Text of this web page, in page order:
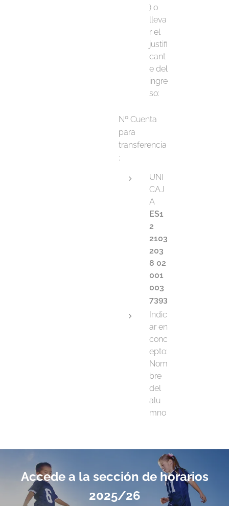
) o
lleva
r el
justifi
cant
e del
ingre
so:
Nº Cuenta
para
transferencia
:
UNI
CAJ
A
ES1
2
2103
203
8 02
001
003
7393
Indic
ar en
conc
epto:
Nom
bre
del
alu
mno
Accede a la sección de horarios
2025/26